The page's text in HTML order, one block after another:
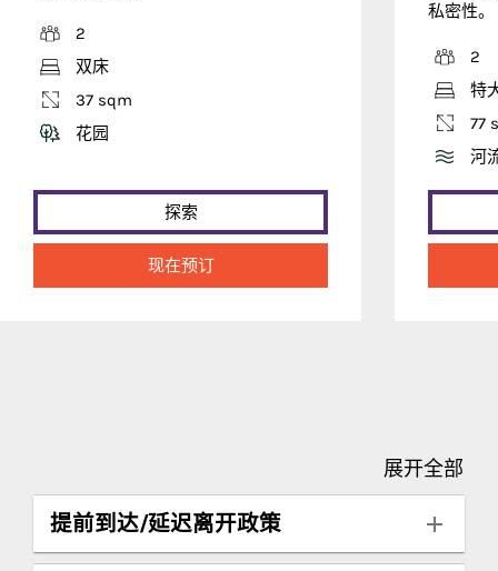
2
双床
37 sqm
花园
探索
现在预订
私密性。
2
特
77
河
展开全部
提前到达/延迟离开政策